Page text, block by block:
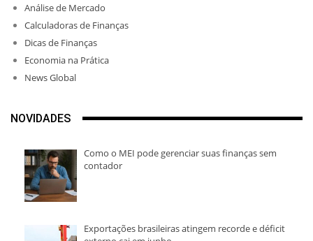
Análise de Mercado
Calculadoras de Finanças
Dicas de Finanças
Economia na Prática
News Global
NOVIDADES
Como o MEI pode gerenciar suas finanças sem
contador
Exportações brasileiras atingem recorde e déficit